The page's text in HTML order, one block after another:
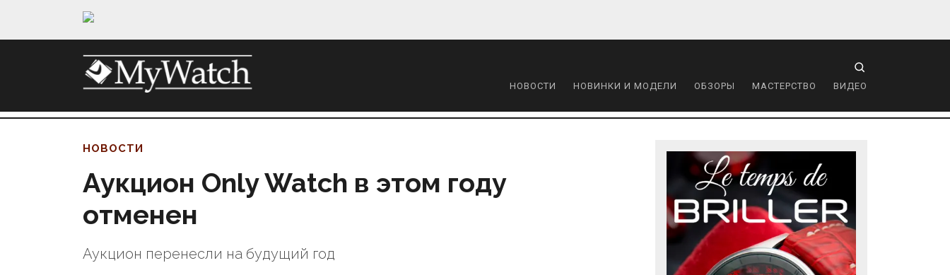
НОВОСТИ НОВИНКИ И МОДЕЛИ ОБЗОРЫ МАСТЕРСТВО ВИДЕО
НОВОСТИ
Аукцион Only Watch в этом году
отменен
Аукцион перенесли на будущий год